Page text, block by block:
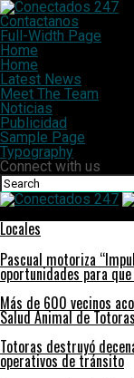
Contactanos
Full-Width Page
Home
Home
Latest News
Meet The Team
Noticias
Publicidad
Sample Page
Typography
Connect with us
Locales
Pascual motoriza
oportunidades para
Más de 600 vecinos
Salud Animal de
Totoras destruyó
operativos de tránsito